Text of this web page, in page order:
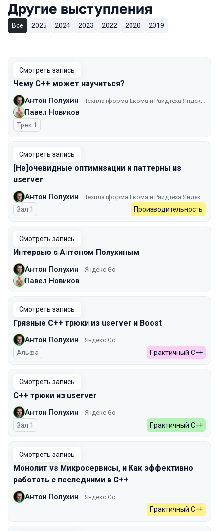
Другие выступления
Все 2025 2024 2023 2022 2020 2019
Смотреть запись
Чему C++ может научиться?
Антон Полухин
Павел Новиков
Трек 1
Смотреть запись
[Не]очевидные оптимизации и паттерны из
userver
Антон Полухин
Зал 1 Производительность
Смотреть запись
Интервью с Антоном Полухиным
Антон Полухин Яндекс Go
Павел Новиков
Смотреть запись
Грязные C++ трюки из userver и Boost
Антон Полухин Яндекс Go
Альфа Практичный C++
Смотреть запись
C++ трюки из userver
Антон Полухин Яндекс Go
Зал 1 Практичный C++
Смотреть запись
Монолит vs Микросервисы, и Как эффективно
работать с последними в C++
Антон Полухин Яндекс Go
Практичный C++